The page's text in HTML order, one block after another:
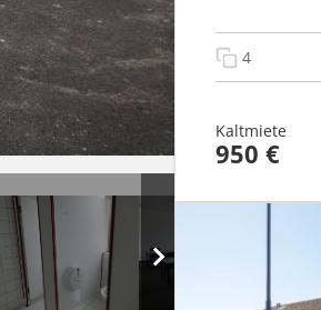
4
Kaltmiete
950 €